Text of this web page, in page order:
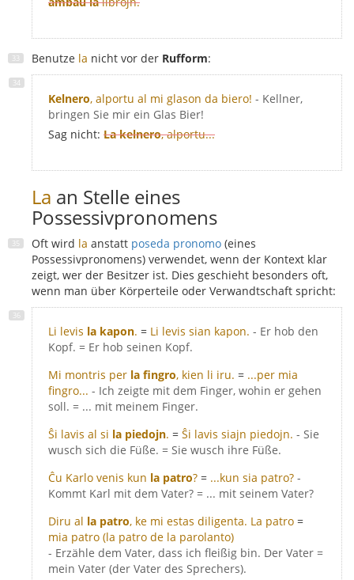
Benutze la nicht vor der Rufform:
Kelnero, alportu al mi glason da biero! - Kellner,
bringen Sie mir ein Glas Bier!
Sag nicht: La kelnero, alportu...
La an Stelle eines
Possessivpronomens
Oft wird la anstatt poseda pronomo (eines
Possessivpronomens) verwendet, wenn der Kontext klar
zeigt, wer der Besitzer ist. Dies geschieht besonders oft,
wenn man über Körperteile oder Verwandtschaft spricht:
Li levis la kapon. = Li levis sian kapon. - Er hob den
Kopf. = Er hob seinen Kopf.
Mi montris per la fingro, kien li iru. = ...per mia
fingro... - Ich zeigte mit dem Finger, wohin er gehen
soll. = ... mit meinem Finger.
Ŝi lavis al si la piedojn. = Ŝi lavis siajn piedojn. - Sie
wusch sich die Füße. = Sie wusch ihre Füße.
Ĉu Karlo venis kun la patro? = ...kun sia patro? -
Kommt Karl mit dem Vater? = ... mit seinem Vater?
Diru al la patro, ke mi estas diligenta. La patro =
mia patro (la patro de la parolanto)
- Erzähle dem Vater, dass ich fleißig bin. Der Vater =
mein Vater (der Vater des Sprechers).